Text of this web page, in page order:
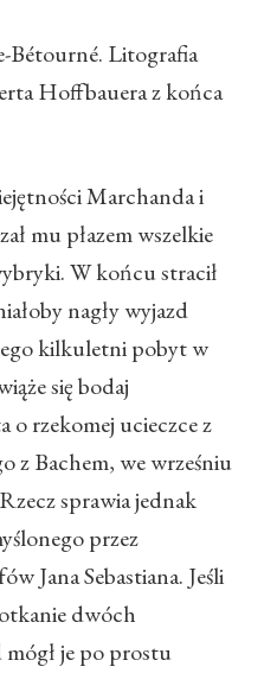
Bétourné. Litografia
Hoffbauera z końca
Marchanda i
mu płazem wszelkie
W końcu stracił
nagły wyjazd
kilkuletni pobyt w
się bodaj
o rzekomej ucieczce z
z Bachem, we wrześniu
sprawia jednak
przez
Jana Sebastiana. Jeśli
dwóch
je po prostu